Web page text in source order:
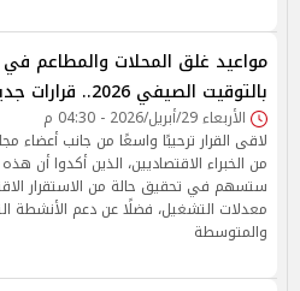
مواعيد غلق المحلات والمطاعم
بالتوقيت الصيفي 2026.. قرارات جديدة
الأربعاء 29/أبريل/2026 - 04:30 م
لاقى القرار ترحيبًا واسعًا من جانب أعضاء
من الخبراء الاقتصاديين، الذين أكدوا أن
ستسهم في تحقيق حالة من الاستقرار
معدلات التشغيل، فضلًا عن دعم الأنشطة
والمتوسطة